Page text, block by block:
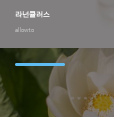
allowto
라넌큘러스